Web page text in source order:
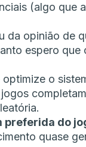
(algo que
da opinião de
espero
optimize o
preferida do
quase